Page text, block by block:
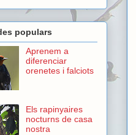
populars
Aprenem a
diferenciar
orenetes i falciots
Els rapinyaires
nocturns de casa
nostra